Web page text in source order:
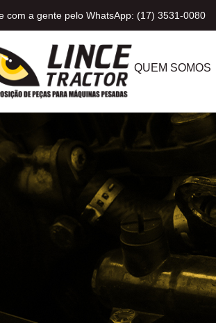
com a gente pelo WhatsApp: (17) 3531-0080
QUEM SOMOS